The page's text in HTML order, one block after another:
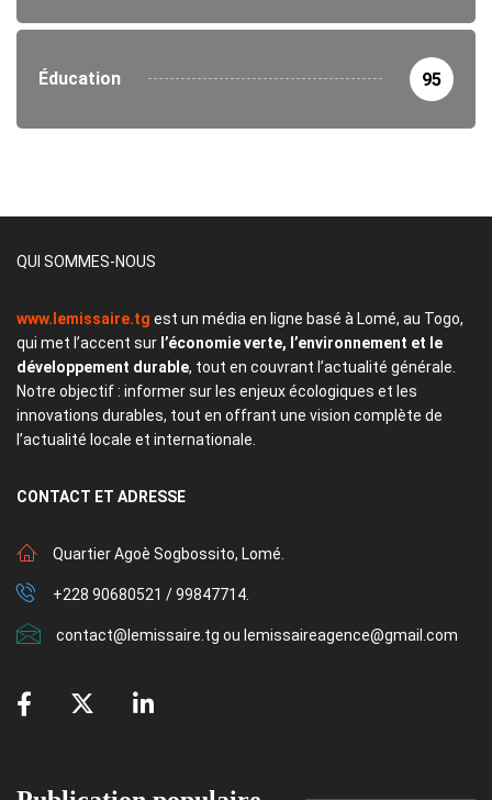
Éducation 95
QUI SOMMES-NOUS
www.lemissaire.tg est un média en ligne basé à Lomé, au Togo,
qui met l’accent sur l’économie verte, l’environnement et le
développement durable, tout en couvrant l’actualité générale.
Notre objectif : informer sur les enjeux écologiques et les
innovations durables, tout en offrant une vision complète de
l’actualité locale et internationale.
CONTACT ET ADRESSE
Quartier Agoè Sogbossito, Lomé.
+228 90680521 / 99847714.
contact@lemissaire.tg ou lemissaireagence@gmail.com